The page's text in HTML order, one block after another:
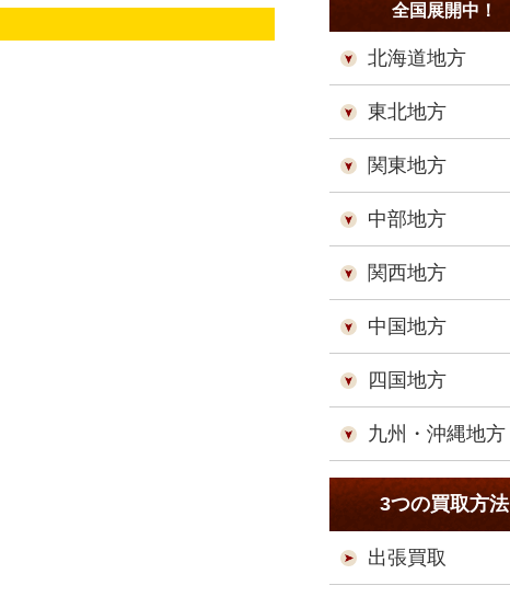
全国展開中！
北海道地方
東北地方
関東地方
中部地方
関西地方
中国地方
四国地方
九州・沖縄地方
3つの買取方法
出張買取